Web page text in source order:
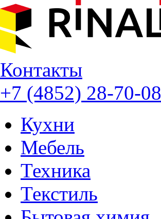
Контакты
+7 (4852) 28-70-08
Кухни
Мебель
Техника
Текстиль